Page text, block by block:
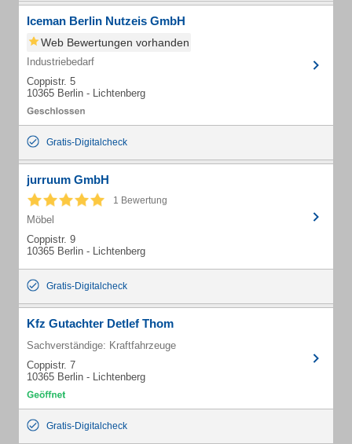
Iceman Berlin Nutzeis GmbH
Web Bewertungen vorhanden
Industriebedarf
Coppistr. 5
10365 Berlin - Lichtenberg
Gratis-Digitalcheck
jurruum GmbH
1 Bewertung
Möbel
Coppistr. 9
10365 Berlin - Lichtenberg
Gratis-Digitalcheck
Kfz Gutachter Detlef Thom
Sachverständige: Kraftfahrzeuge
Coppistr. 7
10365 Berlin - Lichtenberg
Gratis-Digitalcheck